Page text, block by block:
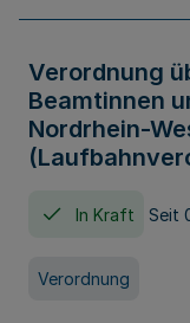
Verordnung
Beamtinnen
Nordrhein-
In Kraft Seit
Verordnung